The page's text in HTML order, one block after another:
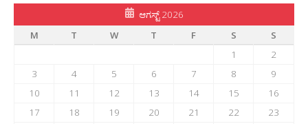
ಆಗಸ್ಟ್ 2026
M
T W T F S
S
1
2
3
4 5 6 7 8
9
10
11 12 13 14 15
16
17
18 19 20 21 22
23